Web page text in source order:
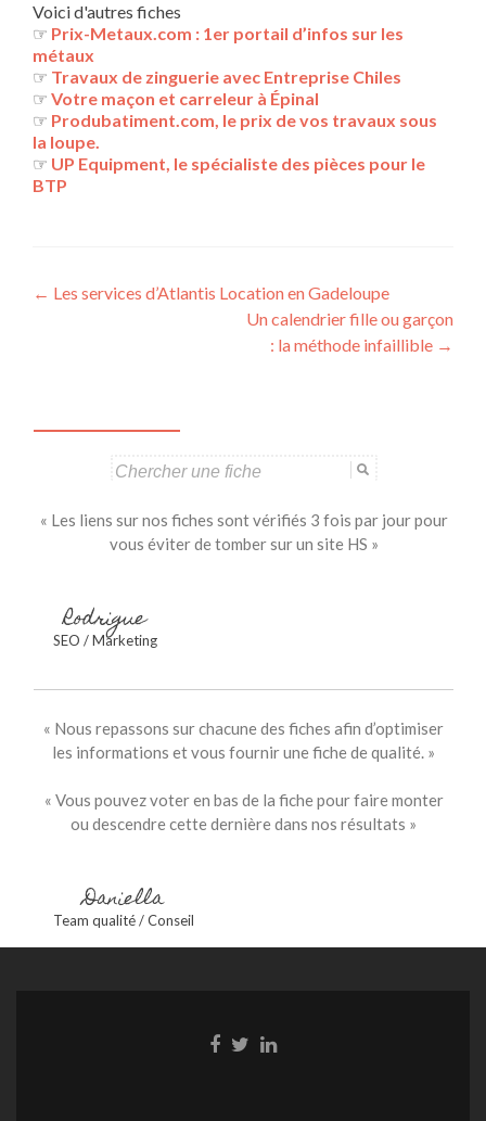
Voici d'autres fiches
☞ Prix-Metaux.com : 1er portail d’infos sur les
métaux
☞ Travaux de zinguerie avec Entreprise Chiles
☞ Votre maçon et carreleur à Épinal
☞ Produbatiment.com, le prix de vos travaux sous
la loupe.
☞ UP Equipment, le spécialiste des pièces pour le
BTP
Navigation
← Les services d’Atlantis Location en Gadeloupe
Un calendrier fille ou garçon
: la méthode infaillible →
« Les liens sur nos fiches sont vérifiés 3 fois par jour pour
vous éviter de tomber sur un site HS »
Rodrigue
SEO / Marketing
« Nous repassons sur chacune des fiches afin d’optimiser
les informations et vous fournir une fiche de qualité. »
« Vous pouvez voter en bas de la fiche pour faire monter
ou descendre cette dernière dans nos résultats »
Daniella
Team qualité / Conseil